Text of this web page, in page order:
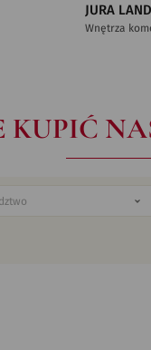
JURA
Wnętrza
KUPIĆ